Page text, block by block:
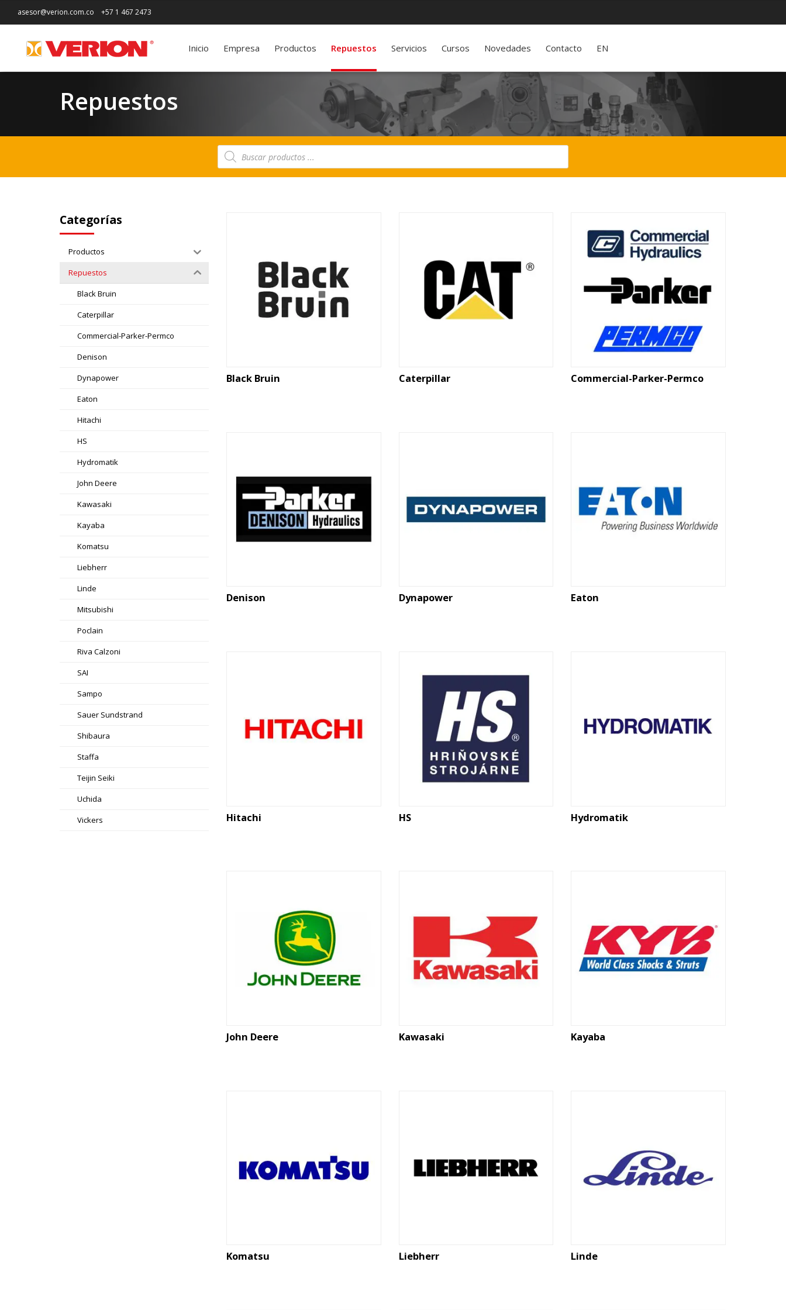
asesor@verion.com.co +57 1 467 2473
Inicio Empresa Productos Repuestos Servicios Cursos Novedades Contacto EN
Repuestos
Búsqueda
de
productos
Black Bruin Caterpillar Commercial-Parker-Permco
Denison Dynapower Eaton
Hitachi HS Hydromatik
John Deere Kawasaki Kayaba
Komatsu Liebherr Linde
Categorías
Productos
Repuestos
Black Bruin
Caterpillar
Commercial-Parker-Permco
Denison
Dynapower
Eaton
Hitachi
HS
Hydromatik
John Deere
Kawasaki
Kayaba
Komatsu
Liebherr
Linde
Mitsubishi
Poclain
Riva Calzoni
SAI
Sampo
Sauer Sundstrand
Shibaura
Staffa
Teijin Seiki
Uchida
Vickers